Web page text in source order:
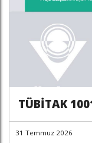
TÜBİTAK
31 Temmuz 2026